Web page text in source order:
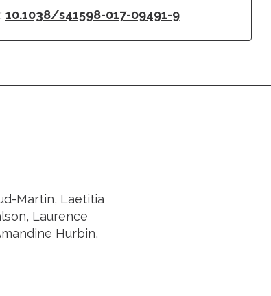
10.1038/s41598-017-09491-9
Martin, Laetitia
Laurence
Hurbin,